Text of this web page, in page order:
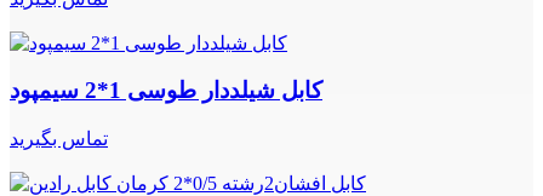
کابل شیلددار طوسی 1*2 سیمپود
تماس بگیرید